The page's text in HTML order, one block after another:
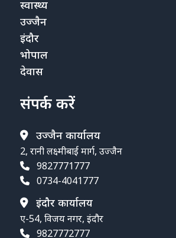
स्वास्थ्य
उज्जैन
इंदौर
भोपाल
देवास
संपर्क करें
उज्जैन कार्यालय
2, रानी लक्ष्मीबाई मार्ग, उज्जैन
9827771777
0734-4041777
इंदौर कार्यालय
ए-54, विजय नगर, इंदौर
9827772777